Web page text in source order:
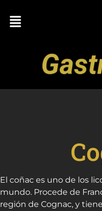
El coñac es uno de los
mundo. Procede de
región de Cognac, y